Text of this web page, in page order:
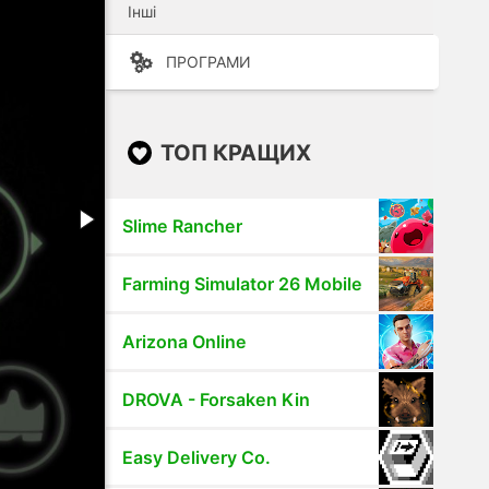
Інші
ПРОГРАМИ
ТОП КРАЩИХ
Slime Rancher
Farming Simulator 26 Mobile
Arizona Online
DROVA - Forsaken Kin
Easy Delivery Co.